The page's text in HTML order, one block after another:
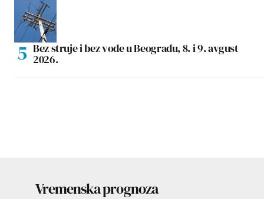
Bez struje i bez vode u Beogradu, 8. i 9. avgust
2026.
Vremenska prognoza